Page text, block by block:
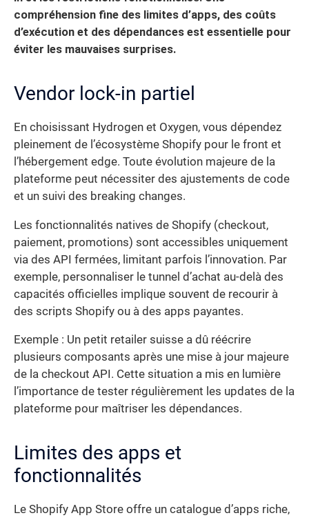
compréhension fine des limites d’apps, des coûts
d’exécution et des dépendances est essentielle pour
éviter les mauvaises surprises.
Vendor lock-in partiel
En choisissant Hydrogen et Oxygen, vous dépendez
pleinement de l’écosystème Shopify pour le front et
l’hébergement edge. Toute évolution majeure de la
plateforme peut nécessiter des ajustements de code
et un suivi des breaking changes.
Les fonctionnalités natives de Shopify (checkout,
paiement, promotions) sont accessibles uniquement
via des API fermées, limitant parfois l’innovation. Par
exemple, personnaliser le tunnel d’achat au-delà des
capacités officielles implique souvent de recourir à
des scripts Shopify ou à des apps payantes.
Exemple : Un petit retailer suisse a dû réécrire
plusieurs composants après une mise à jour majeure
de la checkout API. Cette situation a mis en lumière
l’importance de tester régulièrement les updates de la
plateforme pour maîtriser les dépendances.
Limites des apps et
fonctionnalités
Le Shopify App Store offre un catalogue d’apps riche,